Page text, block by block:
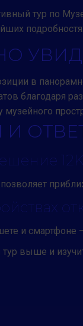
тур по
в
благодаря
и смартфоне
выше и